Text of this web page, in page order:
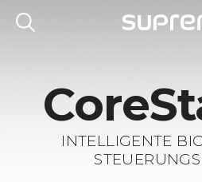
INTELLIGENTE